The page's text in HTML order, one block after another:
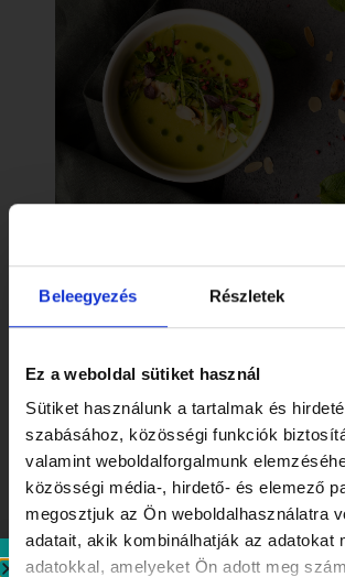
Beleegyezés Részletek
Ez a weboldal sütiket használ
Sütiket használunk a tartalmak és
szabásához, közösségi funkciók
valamint weboldalforgalmunk
közösségi média-, hirdető- és elemező
megosztjuk az Ön weboldalhasználatra
adatait, akik kombinálhatják az adatokat
adatokkal, amelyeket Ön adott meg
Főételek:
újragondolva
kedvencét. AGluténmentes
aranybarnára sütött, ropogós
salátával és házi majonézes
vegetáriánusok számára izgalmas
Pistachio Goat Cheese , amely
készül, ropogós
salátával és házi dresszinggel. A
Sous Vide Csirkemellpedig